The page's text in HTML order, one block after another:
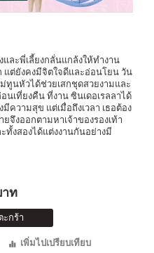
และพี่เลี้ยงกลั่นแกล้งให้ทำงาน
แต่ยังคงมีจิตใจดีและอ่อนโยน วัน
ทูนหัวได้ช่วยเสกชุดสวยงามและ
นเที่ยงคืน ที่งาน ซินเดอเรลลาได้
ความสุข แต่เมื่อถึงเวลา เธอต้อง
จึงออกตามหาเจ้าของรองเท้า
ทั้งสองได้แต่งงานกันอย่างมี
ท
กร้า
เพิ่มไปเปรียบเทียบ